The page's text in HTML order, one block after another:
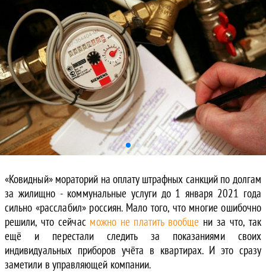
«Ковидный» мораторий на оплату штрафных санкций по долгам
за жилищно - коммунальные услуги до 1 января 2021 года
сильно «расслабил» россиян. Мало того, что многие ошибочно
решили, что сейчасможно не платить вообще ни за что, так
ещё и перестали следить за показаниями своих
индивидуальных приборов учёта в квартирах. И это сразу
заметили в управляющей компании.